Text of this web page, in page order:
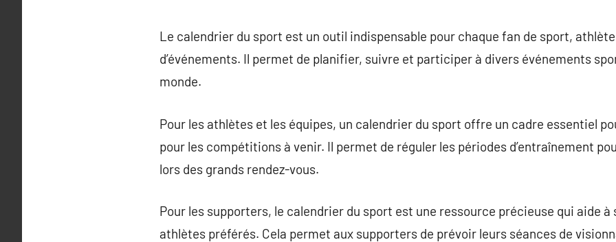
Le calendrier du sport est un outil indispensable pour chaque fan de sport,
d’événements. Il permet de planifier, suivre et participer à divers événements
monde.
Pour les athlètes et les équipes, un calendrier du sport offre un cadre essentiel
pour les compétitions à venir. Il permet de réguler les périodes d’entraînement
lors des grands rendez-vous.
Pour les supporters, le calendrier du sport est une ressource précieuse qui aide à
athlètes préférés. Cela permet aux supporters de prévoir leurs séances de